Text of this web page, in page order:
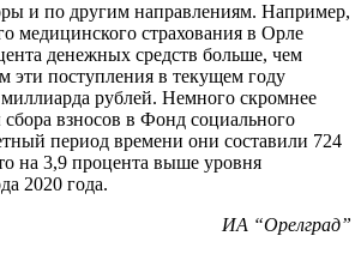
и по другим направлениям. Например,
медицинского страхования в Орле
денежных средств больше, чем
эти поступления в текущем году
миллиарда рублей. Немного скромнее
сбора взносов в Фонд социального
период времени они составили 724
на 3,9 процента выше уровня
2020 года.
ИА “Орелград”